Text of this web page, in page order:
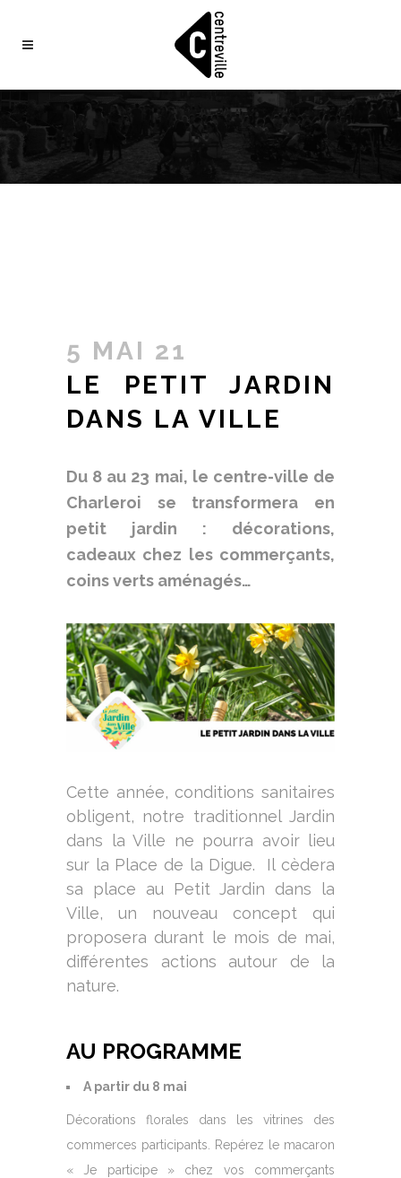
5 MAI 21
LE PETIT JARDIN
DANS LA VILLE
Du 8 au 23 mai, le centre-ville de
Charleroi se transformera en
petit jardin : décorations,
cadeaux chez les commerçants,
coins verts aménagés…
Cette année, conditions sanitaires
obligent, notre traditionnel Jardin
dans la Ville ne pourra avoir lieu
sur la Place de la Digue. Il cèdera
sa place au Petit Jardin dans la
Ville, un nouveau concept qui
proposera durant le mois de mai,
différentes actions autour de la
nature.
AU PROGRAMME
A partir du 8 mai
Décorations florales dans les vitrines des
commerces participants. Repérez le macaron
« Je participe » chez vos commerçants